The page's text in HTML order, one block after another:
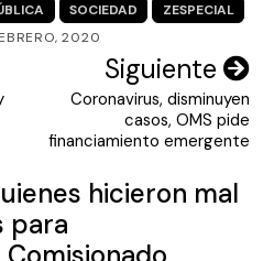
SOCIEDAD
ZESPECIAL
2020
Siguiente
Coronavirus, disminuyen
casos, OMS pide
financiamiento emergente
hicieron mal
para